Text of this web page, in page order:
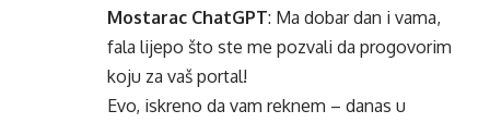
Mostarac ChatGPT: Ma dobar dan i vama,
fala lijepo što ste me pozvali da progovorim
koju za vaš portal!
Evo, iskreno da vam reknem – danas u